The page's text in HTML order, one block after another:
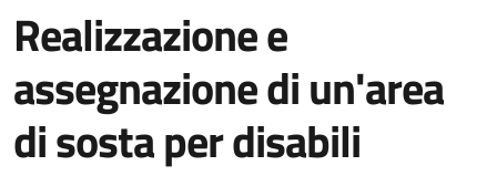
Realizzazione e
assegnazione di un'area
di sosta per disabili